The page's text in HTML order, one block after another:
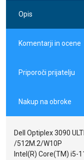
Vrsta spominskega
Grafična kartica
Operacijski sistem
Namen uporabe
Opis
Komentarji in ocene
Priporoči prijatelju
Nakup na obroke
Dell Optiplex 3090
/512M.2/W10P
Intel(R) Core(TM) i5-